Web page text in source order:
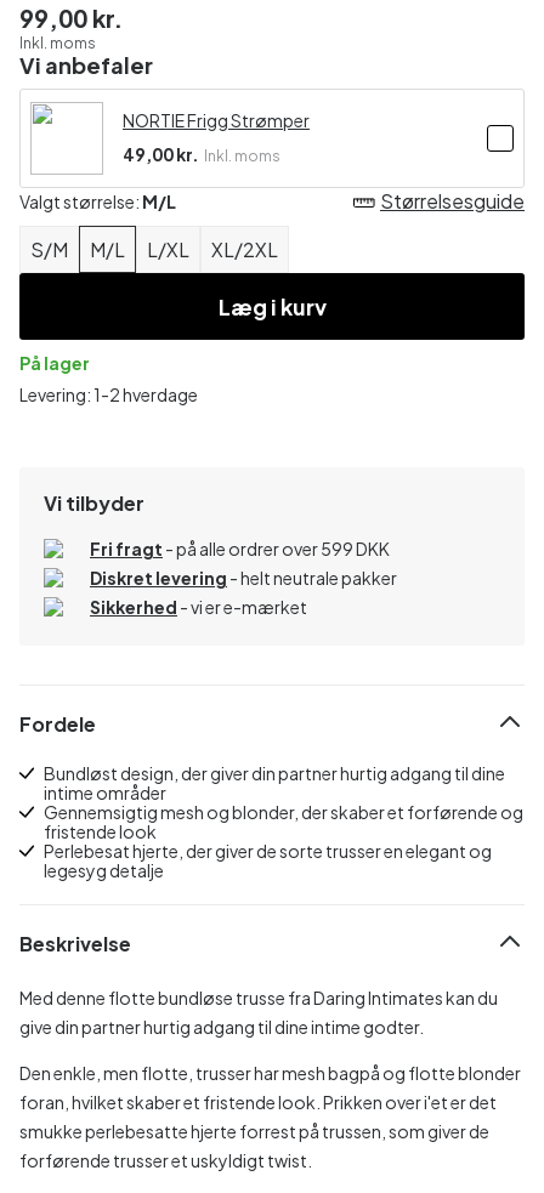
99,00 kr.
Inkl. moms
Vi anbefaler
NORTIE Frigg Strømper
49,00 kr.
Inkl. moms
Valgt størrelse: M/L
S/M M/L L/XL XL/2XL
Størrelsesguide
Læg i kurv
På lager
Levering: 1-2 hverdage
Vi tilbyder
Fri fragt - på alle ordrer over 599 DKK
Diskret levering - helt neutrale pakker
Sikkerhed - vi er e-mærket
Fordele
Bundløst design, der giver din partner hurtig adgang til dine
intime områder
Gennemsigtig mesh og blonder, der skaber et forførende og
fristende look
Perlebesat hjerte, der giver de sorte trusser en elegant og
legesyg detalje
Beskrivelse
Med denne flotte bundløse trusse fra Daring Intimates kan du
give din partner hurtig adgang til dine intime godter.
Den enkle, men flotte, trusser har mesh bagpå og flotte blonder
foran, hvilket skaber et fristende look. Prikken over i'et er det
smukke perlebesatte hjerte forrest på trussen, som giver de
forførende trusser et uskyldigt twist.